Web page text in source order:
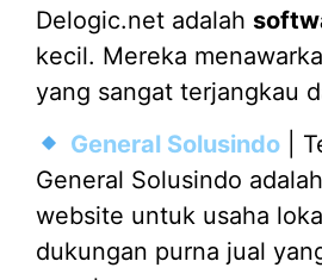
Delogic.net adalah
kecil. Mereka
yang sangat terjangkau
General Solusindo|
General Solusindo
website untuk usaha
dukungan purna jual